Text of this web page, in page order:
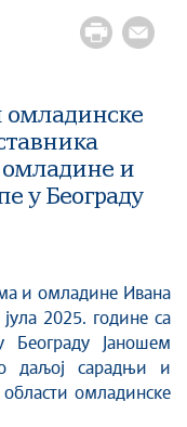
омладинске
омладине и
у Београду
и омладине Ивана
2025. године са
Јаношем
даљој сарадњи и
омладинске